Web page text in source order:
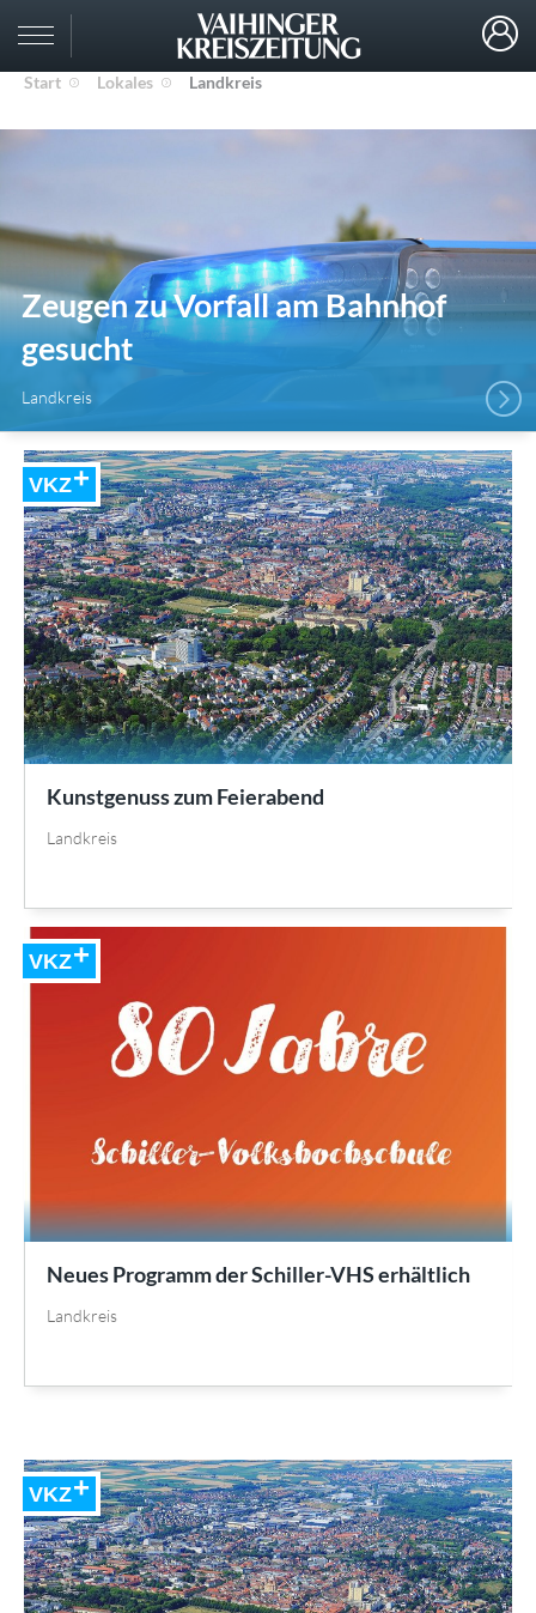
Start Lokales Landkreis
Zeugen zu Vorfall am Bahnhof
gesucht
Landkreis
VKZ
Kunstgenuss zum Feierabend
Landkreis
VKZ
Neues Programm der Schiller-VHS erhältlich
Landkreis
VKZ